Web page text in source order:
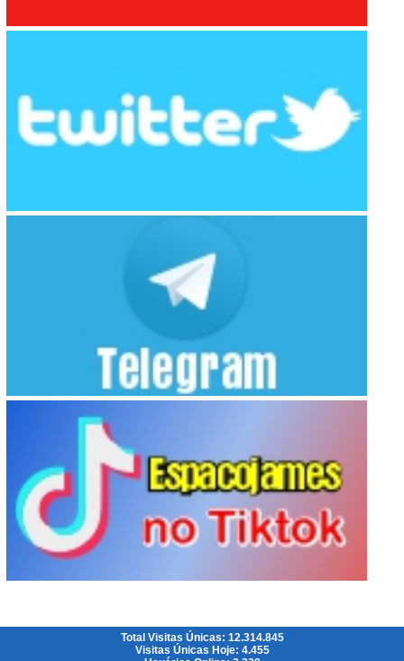
Total Visitas Únicas: 12.314.845
Visitas Únicas Hoje: 4.455